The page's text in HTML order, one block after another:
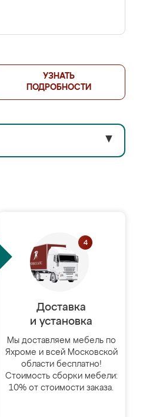
УЗНАТЬ
ПОДРОБНОСТИ
▼
Доставка
и установка
Мы доставляем мебель по
Яхроме и всей Московской
области бесплатно!
Стоимость сборки мебели:
10% от стоимости заказа.